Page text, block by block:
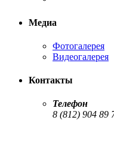
Медиа
Фотогалерея
Видеогалерея
Контакты
Телефон
8 (812) 904 89